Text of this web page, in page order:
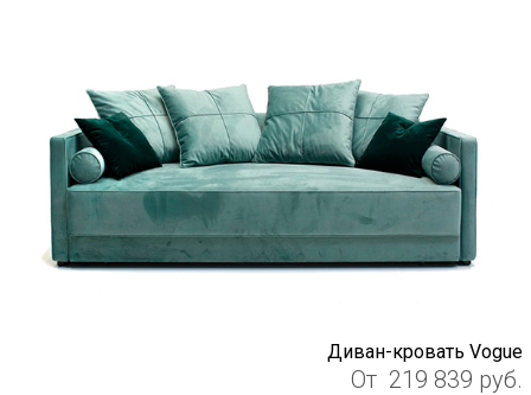
Диван-кровать Vogue
От 219 839 руб.